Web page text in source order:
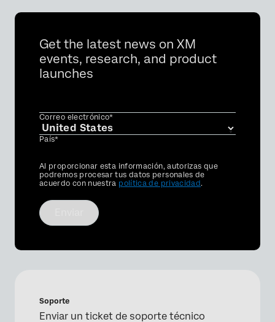
Get the latest news on XM
events, research, and product
launches
Correo electrónico*
País*
Privacy
Optin
Al proporcionar esta información, autorizas que
podremos procesar tus datos personales de
acuerdo con nuestra política de privacidad.
Soporte
Enviar un ticket de soporte técnico